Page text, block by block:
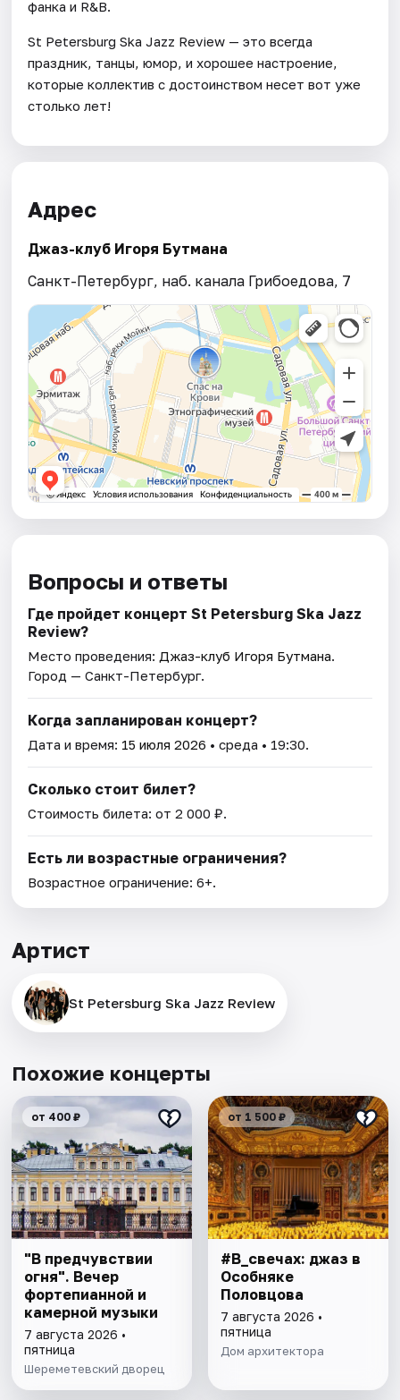
фанка и R&B.
St Petersburg Ska Jazz Review — это всегда
праздник, танцы, юмор, и хорошее настроение,
которые коллектив с достоинством несет вот уже
столько лет!
Адрес
Джаз-клуб Игоря Бутмана
Санкт-Петербург, наб. канала Грибоедова, 7
Вопросы и ответы
Где пройдет концерт St Petersburg Ska Jazz
Review?
Место проведения: Джаз-клуб Игоря Бутмана.
Город — Санкт-Петербург.
Когда запланирован концерт?
Дата и время: 15 июля 2026 • среда • 19:30.
Сколько стоит билет?
Стоимость билета: от 2 000 ₽.
Есть ли возрастные ограничения?
Возрастное ограничение: 6+.
Артист
St Petersburg Ska Jazz Review
Похожие концерты
от 400 ₽
"В предчувствии
огня". Вечер
фортепианной и
камерной музыки
7 августа 2026 •
пятница
Шереметевский дворец
от 1 500 ₽
#В_свечах: джаз в
Особняке
Половцова
7 августа 2026 •
пятница
Дом архитектора